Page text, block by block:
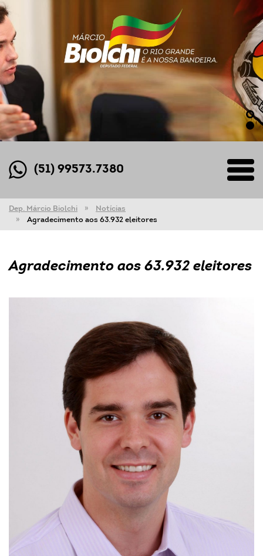
(51) 99573.7380
Dep. Márcio Biolchi
Notícias
Agradecimento aos 63.932 eleitores
Agradecimento aos 63.932 eleitores